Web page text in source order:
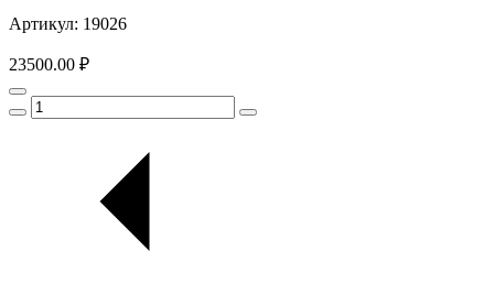
Артикул: 19026
23500.00 ₽